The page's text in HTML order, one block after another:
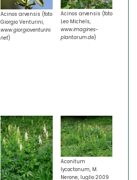
Acinos arvensis (foto
Giorgio Venturini,
www.giorgioventurini.
net)
Acinos arvensis (foto
Leo Michels,
www.imagines-
plantarum.de)
Aconitum
lycoctonum, M.
Nerone, luglio 2009